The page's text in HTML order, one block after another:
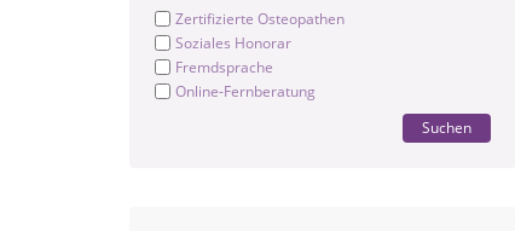
Zertifizierte Osteopathen
Soziales Honorar
Fremdsprache
Online-Fernberatung
Suchen